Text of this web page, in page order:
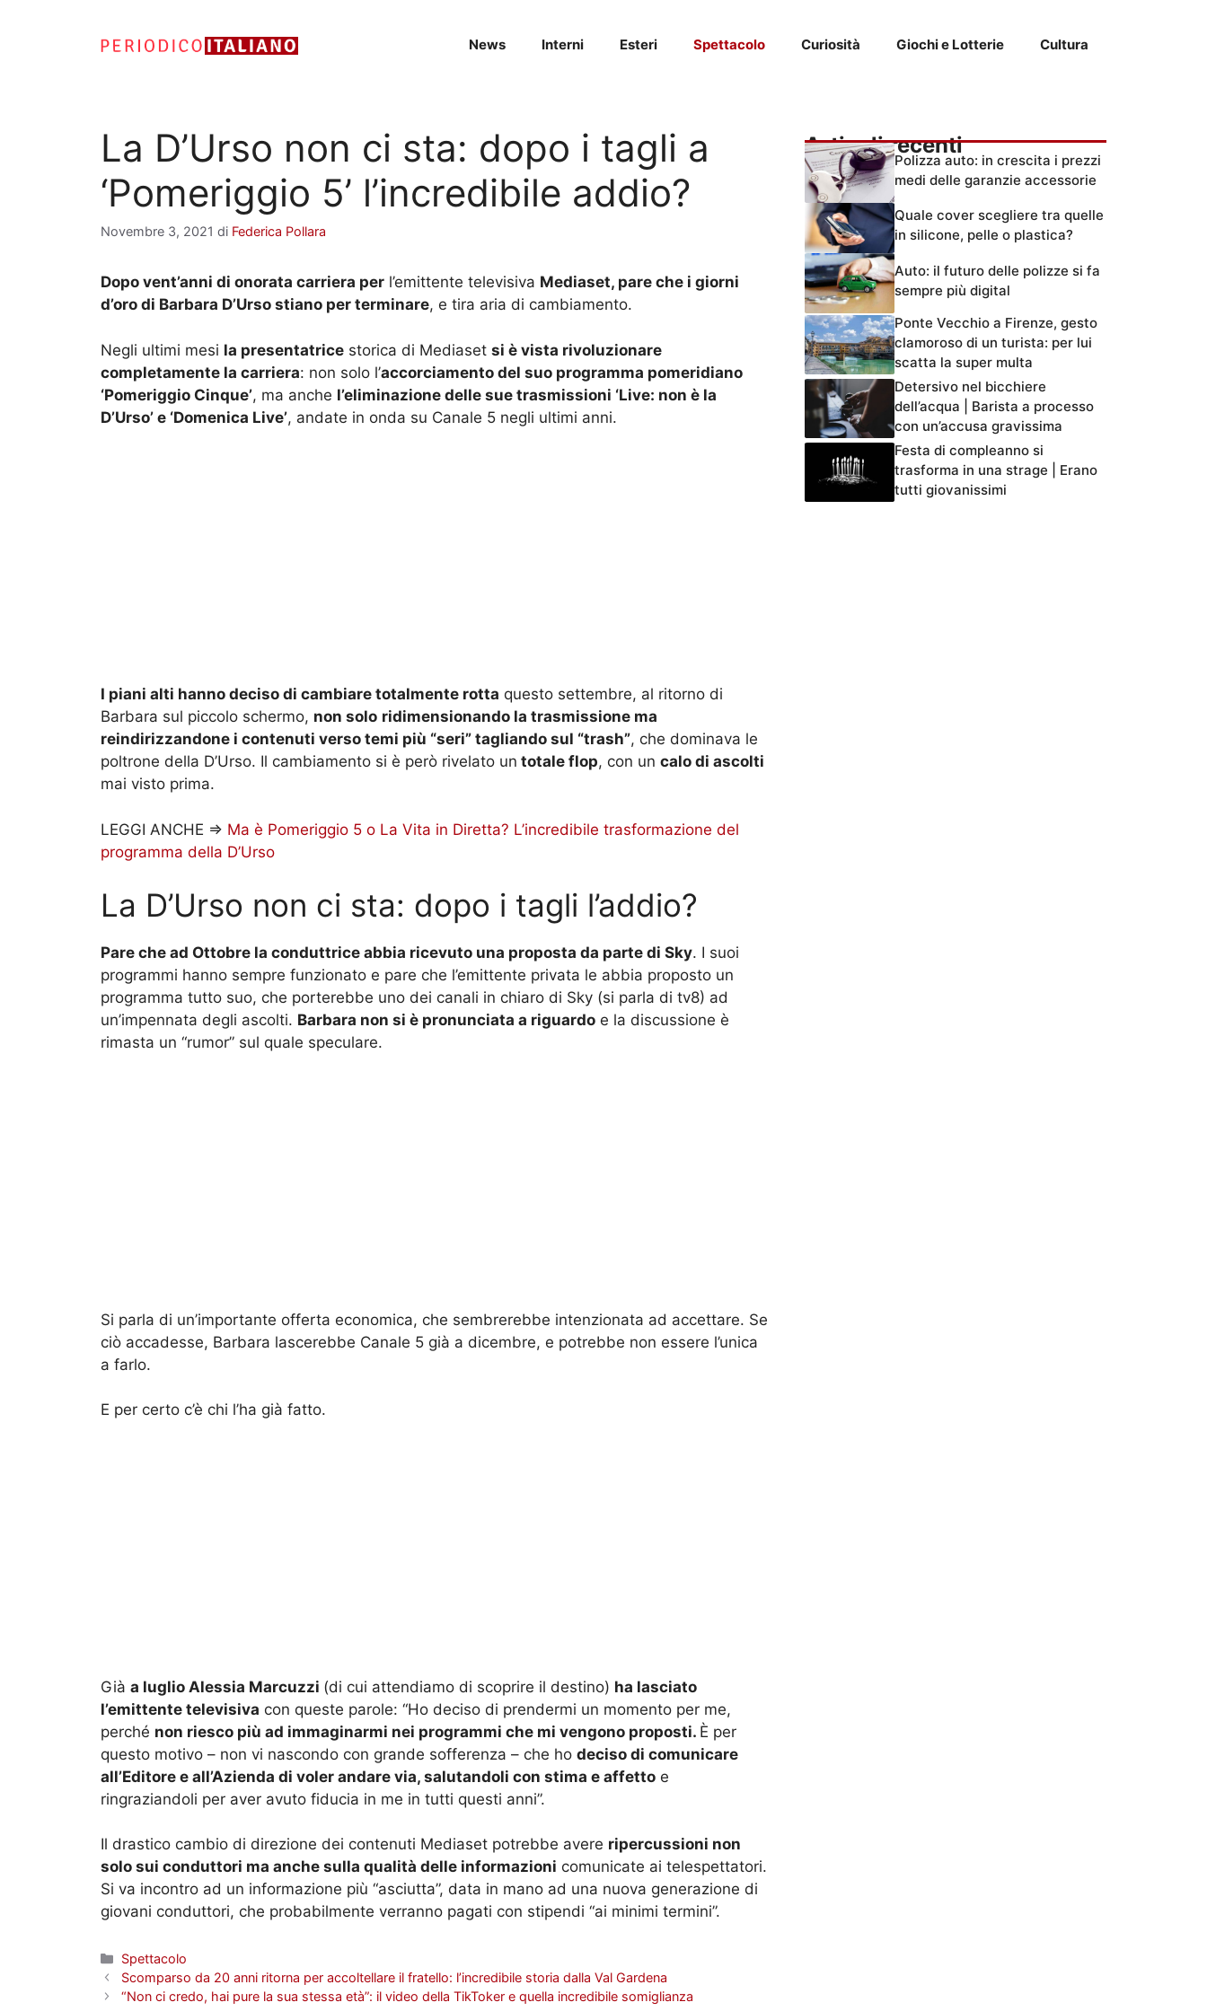
News Interni Esteri Spettacolo Curiosità Giochi e Lotterie Cultura
La D’Urso non ci sta: dopo i tagli a
‘Pomeriggio 5’ l’incredibile addio?
Novembre 3, 2021 di Federica Pollara
Dopo vent’anni di onorata carriera per l’emittente televisiva Mediaset, pare che i giorni
d’oro di Barbara D’Urso stiano per terminare, e tira aria di cambiamento.
Negli ultimi mesi la presentatrice storica di Mediaset si è vista rivoluzionare
completamente la carriera: non solo l’accorciamento del suo programma pomeridiano
‘Pomeriggio Cinque’, ma anche l’eliminazione delle sue trasmissioni ‘Live: non è la
D’Urso’ e ‘Domenica Live’, andate in onda su Canale 5 negli ultimi anni.
I piani alti hanno deciso di cambiare totalmente rotta questo settembre, al ritorno di
Barbara sul piccolo schermo, non solo ridimensionando la trasmissione ma
reindirizzandone i contenuti verso temi più “seri” tagliando sul “trash”, che dominava le
poltrone della D’Urso. Il cambiamento si è però rivelato un totale flop, con un calo di ascolti
mai visto prima.
LEGGI ANCHE => Ma è Pomeriggio 5 o La Vita in Diretta? L’incredibile trasformazione del
programma della D’Urso
La D’Urso non ci sta: dopo i tagli l’addio?
Pare che ad Ottobre la conduttrice abbia ricevuto una proposta da parte di Sky. I suoi
programmi hanno sempre funzionato e pare che l’emittente privata le abbia proposto un
programma tutto suo, che porterebbe uno dei canali in chiaro di Sky (si parla di tv8) ad
un’impennata degli ascolti. Barbara non si è pronunciata a riguardo e la discussione è
rimasta un “rumor” sul quale speculare.
Si parla di un’importante offerta economica, che sembrerebbe intenzionata ad accettare. Se
ciò accadesse, Barbara lascerebbe Canale 5 già a dicembre, e potrebbe non essere l’unica
a farlo.
E per certo c’è chi l’ha già fatto.
Già a luglio Alessia Marcuzzi (di cui attendiamo di scoprire il destino) ha lasciato
l’emittente televisiva con queste parole: “Ho deciso di prendermi un momento per me,
perché non riesco più ad immaginarmi nei programmi che mi vengono proposti. È per
questo motivo – non vi nascondo con grande sofferenza – che ho deciso di comunicare
all’Editore e all’Azienda di voler andare via, salutandoli con stima e affetto e
ringraziandoli per aver avuto fiducia in me in tutti questi anni”.
Il drastico cambio di direzione dei contenuti Mediaset potrebbe avere ripercussioni non
solo sui conduttori ma anche sulla qualità delle informazioni comunicate ai telespettatori.
Si va incontro ad un informazione più “asciutta”, data in mano ad una nuova generazione di
giovani conduttori, che probabilmente verranno pagati con stipendi “ai minimi termini”.
Categorie
Spettacolo
Scomparso da 20 anni ritorna per accoltellare il fratello: l’incredibile storia dalla Val Gardena
“Non ci credo, hai pure la sua stessa età”: il video della TikToker e quella incredibile somiglianza
Articoli recenti
Polizza auto: in crescita i prezzi
medi delle garanzie accessorie
Quale cover scegliere tra quelle
in silicone, pelle o plastica?
Auto: il futuro delle polizze si fa
sempre più digital
Ponte Vecchio a Firenze, gesto
clamoroso di un turista: per lui
scatta la super multa
Detersivo nel bicchiere
dell’acqua | Barista a processo
con un’accusa gravissima
Festa di compleanno si
trasforma in una strage | Erano
tutti giovanissimi